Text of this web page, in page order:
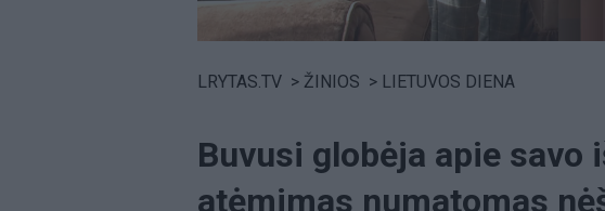
LRYTAS.TV > ŽINIOS > LIETUVOS DIENA
Buvusi globėja apie savo
atėmimas numatomas